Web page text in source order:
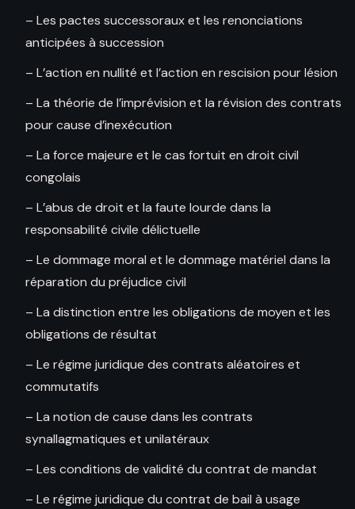
– Les pactes successoraux et les renonciations
anticipées à succession
– L’action en nullité et l’action en rescision pour lésion
– La théorie de l’imprévision et la révision des contrats
pour cause d’inexécution
– La force majeure et le cas fortuit en droit civil
congolais
– L’abus de droit et la faute lourde dans la
responsabilité civile délictuelle
– Le dommage moral et le dommage matériel dans la
réparation du préjudice civil
– La distinction entre les obligations de moyen et les
obligations de résultat
– Le régime juridique des contrats aléatoires et
commutatifs
– La notion de cause dans les contrats
synallagmatiques et unilatéraux
– Les conditions de validité du contrat de mandat
– Le régime juridique du contrat de bail à usage